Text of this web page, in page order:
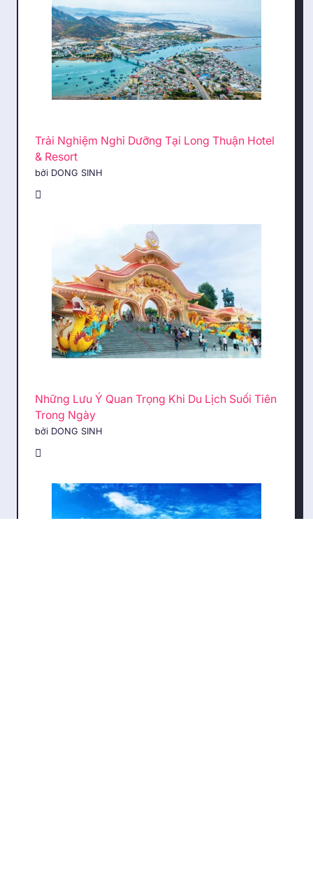
Trải Nghiệm Nghỉ Dưỡng Tại Long Thuận Hotel
& Resort
bởi DONG SINH
Những Lưu Ý Quan Trọng Khi Du Lịch Suối Tiên
Trong Ngày
bởi DONG SINH